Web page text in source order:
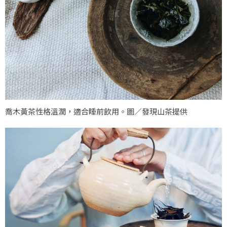
喬木黃茶性格溫潤，適合睡前飲用。圖／發現山茶提供